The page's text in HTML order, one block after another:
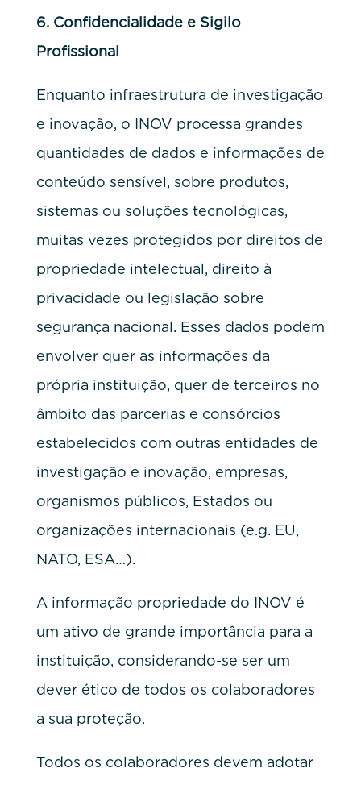
6. Confidencialidade e Sigilo
Profissional
Enquanto infraestrutura de investigação
e inovação, o INOV processa grandes
quantidades de dados e informações de
conteúdo sensível, sobre produtos,
sistemas ou soluções tecnológicas,
muitas vezes protegidos por direitos de
propriedade intelectual, direito à
privacidade ou legislação sobre
segurança nacional. Esses dados podem
envolver quer as informações da
própria instituição, quer de terceiros no
âmbito das parcerias e consórcios
estabelecidos com outras entidades de
investigação e inovação, empresas,
organismos públicos, Estados ou
organizações internacionais (e.g. EU,
NATO, ESA…).
A informação propriedade do INOV é
um ativo de grande importância para a
instituição, considerando-se ser um
dever ético de todos os colaboradores
a sua proteção.
Todos os colaboradores devem adotar